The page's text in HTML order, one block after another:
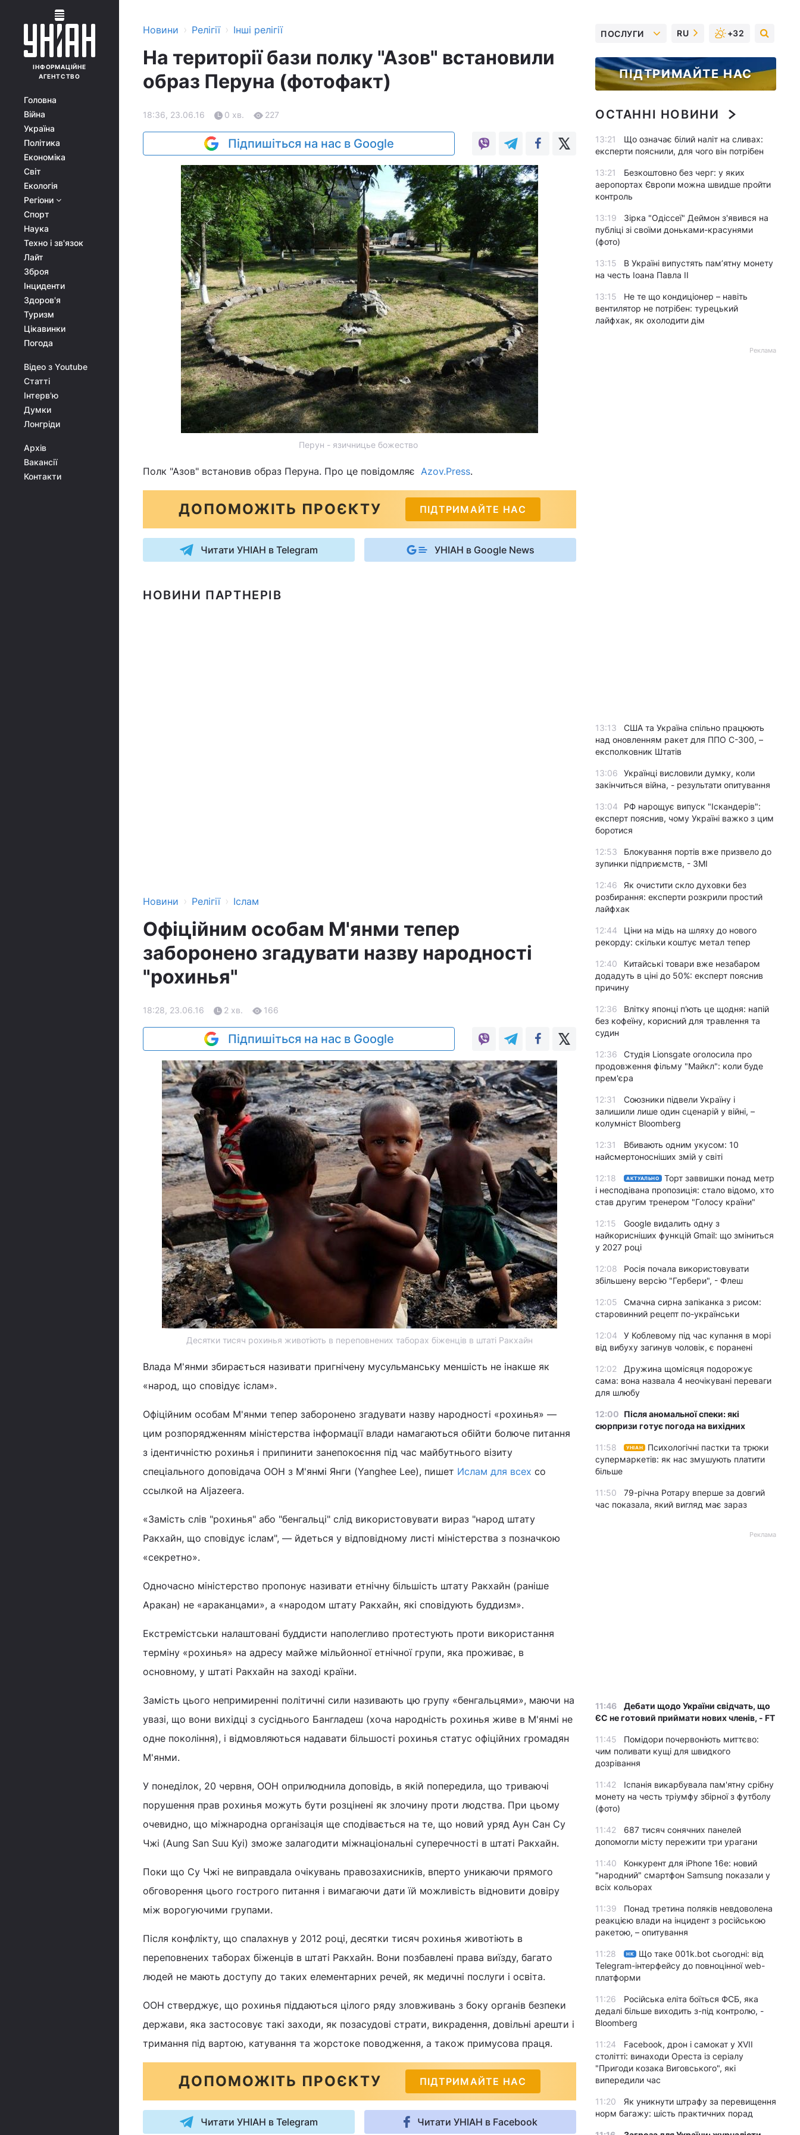
ІНФОРМАЦІЙНЕ
АГЕНТСТВО
Головна
Війна
Україна
Політика
Економіка
Світ
Екологія
Регіони
Спорт
Наука
Техно і зв'язок
Лайт
Зброя
Інциденти
Здоров'я
Туризм
Цікавинки
Погода
Відео з Youtube
Статті
Інтерв'ю
Думки
Лонгріди
Архів
Вакансії
Контакти
Новини › Релігії › Інші релігії
На території бази полку "Азов" встановили
образ Перуна (фотофакт)
18:36, 23.06.16 0 хв. 227
Підпишіться на нас в Google
Перун - язичницье божество
Полк "Азов" встановив образ Перуна. Про це повідомляє Azov.Press.
ДОПОМОЖІТЬ ПРОЄКТУ ПІДТРИМАЙТЕ НАС
Читати УНІАН в Telegram УНІАН в Google News
НОВИНИ ПАРТНЕРІВ
Новини › Релігії › Іслам
Офіційним особам М'янми тепер
заборонено згадувати назву народності
"рохинья"
18:28, 23.06.16 2 хв. 166
Підпишіться на нас в Google
Десятки тисяч рохинья животіють в переповнених таборах біженців в штаті Ракхайн
Влада М'янми збирається називати пригнічену мусульманську меншість не інакше як
«народ, що сповідує іслам».
Офіційним особам М'янми тепер заборонено згадувати назву народності «рохинья» —
цим розпорядженням міністерства інформації влади намагаються обійти болюче питання
з ідентичністю рохинья і припинити занепокоєння під час майбутнього візиту
спеціального доповідача ООН з М'янмі Янги (Yanghee Lee), пишет Ислам для всех со
ссылкой на Aljazeera.
«Замість слів "рохинья" або "бенгальці" слід використовувати вираз "народ штату
Ракхайн, що сповідує іслам", — йдеться у відповідному листі міністерства з позначкою
«секретно».
Одночасно міністерство пропонує називати етнічну більшість штату Ракхайн (раніше
Аракан) не «араканцами», а «народом штату Ракхайн, які сповідують буддизм».
Екстремістськи налаштовані буддисти наполегливо протестують проти використання
терміну «рохинья» на адресу майже мільйонної етнічної групи, яка проживає, в
основному, у штаті Ракхайн на заході країни.
Замість цього непримиренні політичні сили називають цю групу «бенгальцями», маючи на
увазі, що вони вихідці з сусіднього Бангладеш (хоча народність рохинья живе в М'янмі не
одне покоління), і відмовляються надавати більшості рохинья статус офіційних громадян
М'янми.
У понеділок, 20 червня, ООН оприлюднила доповідь, в якій попередила, що триваючі
порушення прав рохинья можуть бути розцінені як злочину проти людства. При цьому
очевидно, що міжнародна організація ще сподівається на те, що новий уряд Аун Сан Су
Чжі (Aung San Suu Kyi) зможе залагодити міжнаціональні суперечності в штаті Ракхайн.
Поки що Су Чжі не виправдала очікувань правозахисників, вперто уникаючи прямого
обговорення цього гострого питання і вимагаючи дати їй можливість відновити довіру
між ворогуючими групами.
Після конфлікту, що спалахнув у 2012 році, десятки тисяч рохинья животіють в
переповнених таборах біженців в штаті Ракхайн. Вони позбавлені права виїзду, багато
людей не мають доступу до таких елементарних речей, як медичні послуги і освіта.
ООН стверджує, що рохинья піддаються цілого ряду зловживань з боку органів безпеки
держави, яка застосовує такі заходи, як позасудові страти, викрадення, довільні арешти і
тримання під вартою, катування та жорстоке поводження, а також примусова праця.
ДОПОМОЖІТЬ ПРОЄКТУ ПІДТРИМАЙТЕ НАС
Читати УНІАН в Telegram Читати УНІАН в Facebook
ПОСЛУГИ RU +32
ПІДТРИМАЙТЕ НАС
ОСТАННІ НОВИНИ
13:21
Що означає білий наліт на сливах:
експерти пояснили, для чого він потрібен
13:21
Безкоштовно без черг: у яких
аеропортах Європи можна швидше пройти
контроль
13:19
Зірка "Одіссеї" Деймон з'явився на
публіці зі своїми доньками-красунями
(фото)
13:15
В Україні випустять пам’ятну монету
на честь Іоана Павла II
13:15
Не те що кондиціонер – навіть
вентилятор не потрібен: турецький
лайфхак, як охолодити дім
Реклама
13:13
США та Україна спільно працюють
над оновленням ракет для ППО С-300, –
експолковник Штатів
13:06
Українці висловили думку, коли
закінчиться війна, - результати опитування
13:04
РФ нарощує випуск "Іскандерів":
експерт пояснив, чому Україні важко з цим
боротися
12:53
Блокування портів вже призвело до
зупинки підприємств, - ЗМІ
12:46
Як очистити скло духовки без
розбирання: експерти розкрили простий
лайфхак
12:44
Ціни на мідь на шляху до нового
рекорду: скільки коштує метал тепер
12:40
Китайські товари вже незабаром
додадуть в ціні до 50%: експерт пояснив
причину
12:36
Влітку японці п'ють це щодня: напій
без кофеїну, корисний для травлення та
судин
12:36
Студія Lionsgate оголосила про
продовження фільму "Майкл": коли буде
прем'єра
12:31
Союзники підвели Україну і
залишили лише один сценарій у війні, –
колумніст Bloomberg
12:31
Вбивають одним укусом: 10
найсмертоносніших змій у світі
12:18 АКТУАЛЬНО
Торт заввишки понад метр
і несподівана пропозиція: стало відомо, хто
став другим тренером "Голосу країни"
12:15
Google видалить одну з
найкорисніших функцій Gmail: що зміниться
у 2027 році
12:08
Росія почала використовувати
збільшену версію "Гербери", - Флеш
12:05
Смачна сирна запіканка з рисом:
старовинний рецепт по-українськи
12:04
У Коблевому під час купання в морі
від вибуху загинув чоловік, є поранені
12:02
Дружина щомісяця подорожує
сама: вона назвала 4 неочікувані переваги
для шлюбу
12:00 Після аномальної спеки: які
сюрпризи готує погода на вихідних
11:58 УНІАН
Психологічні пастки та трюки
супермаркетів: як нас змушують платити
більше
11:50
79-річна Ротару вперше за довгий
час показала, який вигляд має зараз
Реклама
11:46
Дебати щодо України свідчать, що
ЄС не готовий приймати нових членів, - FT
11:45
Помідори почервоніють миттєво:
чим поливати кущі для швидкого
дозрівання
11:42
Іспанія викарбувала пам'ятну срібну
монету на честь тріумфу збірної з футболу
(фото)
11:42
687 тисяч сонячних панелей
допомогли місту пережити три урагани
11:40
Конкурент для iPhone 16e: новий
"народний" смартфон Samsung показали у
всіх кольорах
11:39
Понад третина поляків невдоволена
реакцією влади на інцидент з російською
ракетою, – опитування
11:28 НК
Що таке 001k.bot сьогодні: від
Telegram-інтерфейсу до повноцінної web-
платформи
11:26
Російська еліта боїться ФСБ, яка
дедалі більше виходить з-під контролю, -
Bloomberg
11:24
Facebook, дрон і самокат у XVII
столітті: винаходи Ореста із серіалу
"Пригоди козака Виговського", які
випередили час
11:20
Як уникнути штрафу за перевищення
норм багажу: шість практичних порад